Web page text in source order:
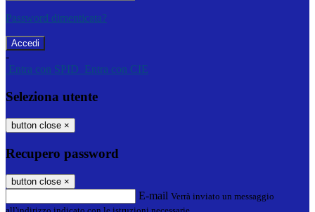
Password dimenticata?
-
Entra con SPID Entra con CIE
Seleziona utente
button close ×
Recupero password
button close ×
E-mail Verrà inviato un messaggio